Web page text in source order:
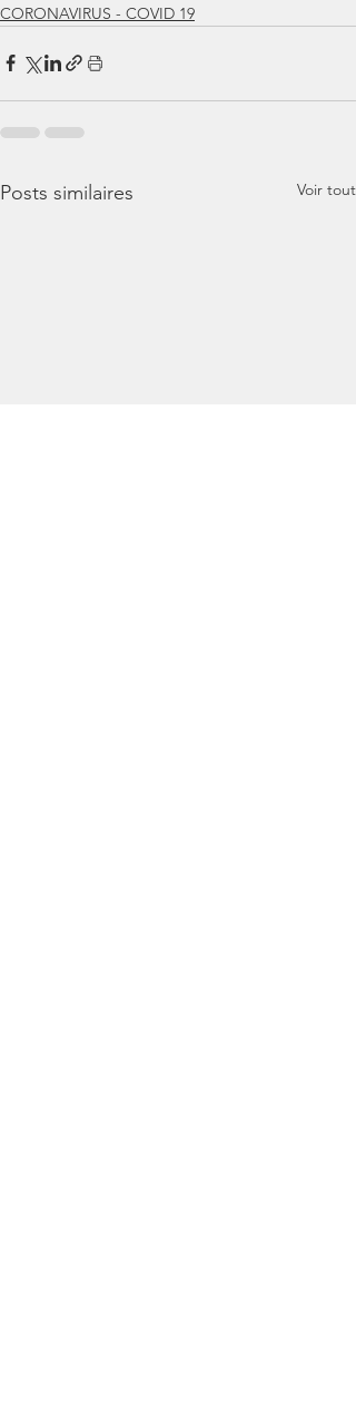
CORONAVIRUS - COVID 19
Posts similaires Voir tout